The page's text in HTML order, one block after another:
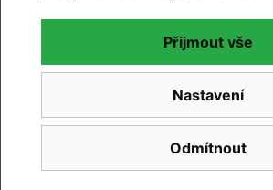
prohlédnout hodnocení
naHeureka.cz
Odmítnout
Nastavení
Přijmout vše